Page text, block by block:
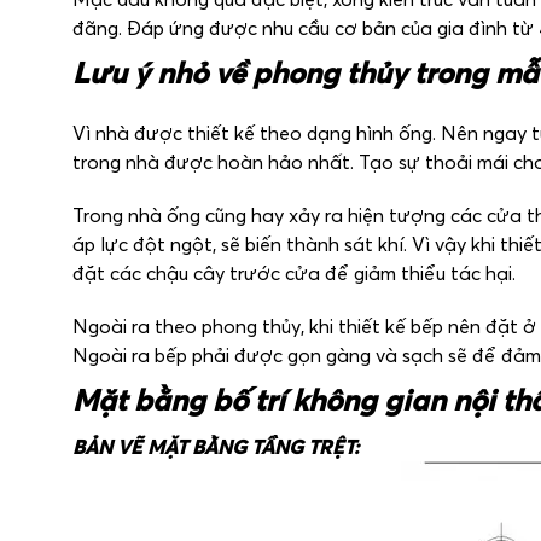
đãng. Đáp ứng được nhu cầu cơ bản của gia đình từ
Lưu ý nhỏ về phong thủy trong
Vì nhà được thiết kế theo dạng hình ống. Nên ngay
trong nhà được hoàn hảo nhất. Tạo sự thoải mái
Trong nhà ống cũng hay xảy ra hiện tượng các cửa
áp lực đột ngột, sẽ biến thành sát khí. Vì vậy khi
đặt các chậu cây trước cửa để giảm thiểu tác hại.
Ngoài ra theo phong thủy, khi thiết kế bếp nên đặt
Ngoài ra bếp phải được gọn gàng và sạch sẽ để
Mặt bằng bố trí không gian nội
BẢN VẼ MẶT BẰNG TẦNG TRỆT: